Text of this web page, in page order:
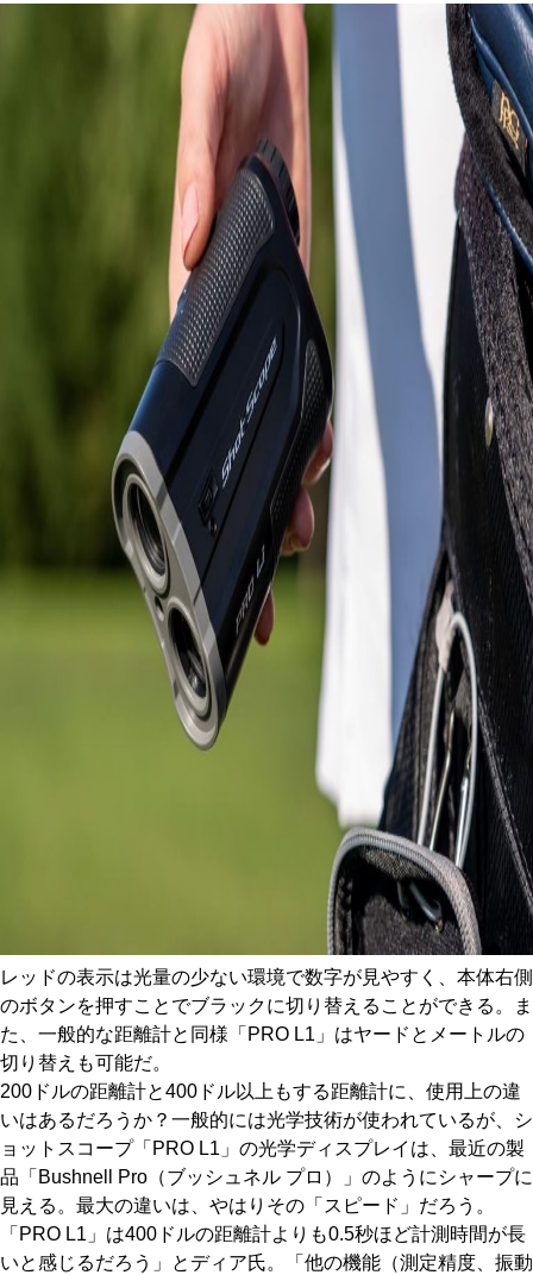
レッドの表示は光量の少ない環境で数字が見やすく、本体右側
のボタンを押すことでブラックに切り替えることができる。ま
た、一般的な距離計と同様「PRO L1」はヤードとメートルの
切り替えも可能だ。
200ドルの距離計と400ドル以上もする距離計に、使用上の違
いはあるだろうか？一般的には光学技術が使われているが、シ
ョットスコープ「PRO L1」の光学ディスプレイは、最近の製
品「Bushnell Pro（ブッシュネル プロ）」のようにシャープに
見える。最大の違いは、やはりその「スピード」だろう。
「PRO L1」は400ドルの距離計よりも0.5秒ほど計測時間が長
いと感じるだろう」とディア氏。「他の機能（測定精度、振動